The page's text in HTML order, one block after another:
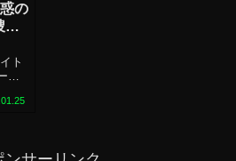
の
索
ー
※
ト
ゲ
ペ